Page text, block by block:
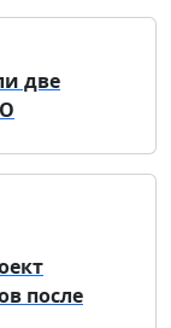
две
после